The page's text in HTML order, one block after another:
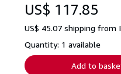
US$ 117.85
US$ 45.07 shipping from
Quantity: 1 available
Add to